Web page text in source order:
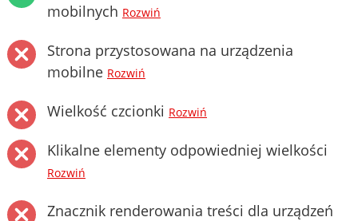
mobilnych Rozwiń
Strona przystosowana na urządzenia
mobilne Rozwiń
Wielkość czcionki Rozwiń
Klikalne elementy odpowiedniej wielkości
Rozwiń
Znacznik renderowania treści dla urządzeń